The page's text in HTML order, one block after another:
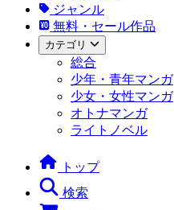
ジャンル
無料・セール作品
カテゴリ
総合
少年・青年マンガ
少女・女性マンガ
オトナマンガ
ライトノベル
トップ
検索